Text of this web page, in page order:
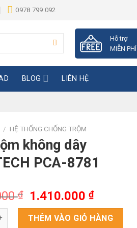
0978 799 092
Hỗ trợ
MIỄN PHÍ
BLOG LIÊN HỆ
/ HỆ THỐNG CHỐNG TRỘM
không dây
PCA-8781
₫
Giá
gốc
là:
1.410.000 ₫Giá
hiện
tại
dây PICOTECH PCA-8781 số lượng
THÊM VÀO GIỎ HÀNG